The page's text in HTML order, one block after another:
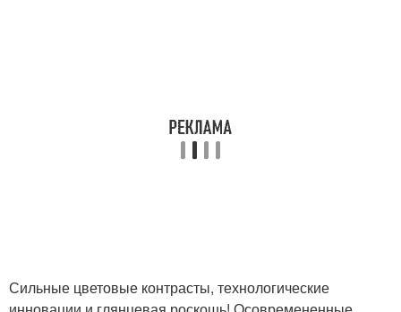
Сильные цветовые контрасты, технологические